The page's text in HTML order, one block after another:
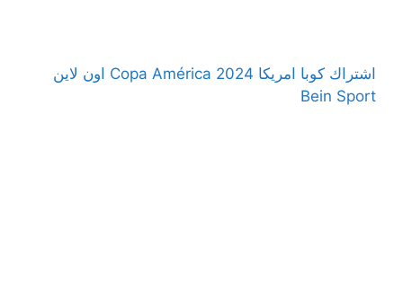
اشتراك كوبا امريكا 2024 Copa América اون لاين
Bein Sport